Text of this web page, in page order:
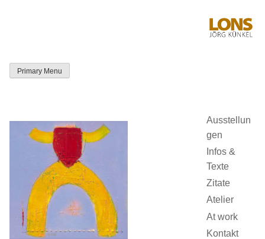
Primary Menu
Ausstellun
gen
Infos &
Texte
Zitate
Atelier
At work
Kontakt